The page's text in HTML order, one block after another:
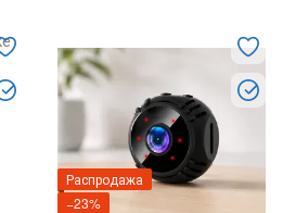
Распродажа
−23%